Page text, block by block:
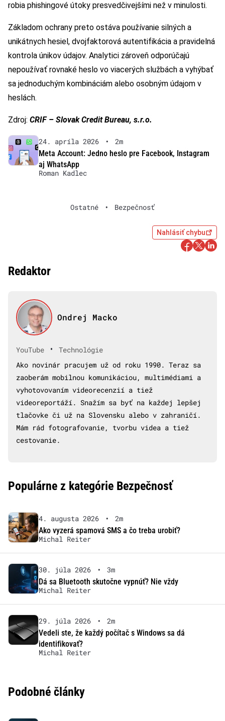
robia phishingové útoky presvedčivejšími než v minulosti.
Základom ochrany preto ostáva používanie silných a
unikátnych hesiel, dvojfaktorová autentifikácia a pravidelná
kontrola únikov údajov. Analytici zároveň odporúčajú
nepoužívať rovnaké heslo vo viacerých službách a vyhýbať
sa jednoduchým kombináciám alebo osobným údajom v
heslách.
Zdroj: CRIF – Slovak Credit Bureau, s.r.o.
24. apríla 2026 •
2m
Meta Account: Jedno heslo pre Facebook, Instagram
aj WhatsApp
Roman Kadlec
Ostatné • Bezpečnosť
Nahlásiť chybu
Redaktor
Ondrej Macko
YouTube •
Technológie
Ako novinár pracujem už od roku 1990. Teraz sa
zaoberám mobilnou komunikáciou, multimédiami a
vyhotovovaním videorecenzií a tiež
videoreportáží. Snažím sa byť na každej lepšej
tlačovke či už na Slovensku alebo v zahraničí.
Mám rád fotografovanie, tvorbu videa a tiež
cestovanie.
Populárne z kategórie Bezpečnosť
4. augusta 2026 •
2m
Ako vyzerá spamová SMS a čo treba urobiť?
Michal Reiter
30. júla 2026 •
3m
Dá sa Bluetooth skutočne vypnúť? Nie vždy
Michal Reiter
29. júla 2026 •
2m
Vedeli ste, že každý počítač s Windows sa dá
identifikovať?
Michal Reiter
Podobné články